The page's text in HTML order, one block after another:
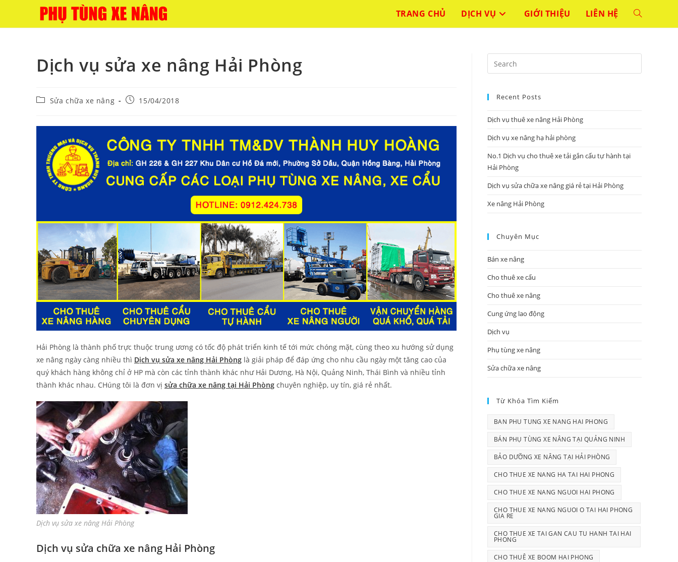
content
TRANG CHỦ DỊCH VỤ GIỚI THIỆU LIÊN HỆ TOGGLE
Dịch vụ sửa xe nâng Hải Phòng
PostSửa chữa xe nâng
Post15/04/2018
Hải Phòng là thành phố trực thuộc trung ương có tốc độ phát triển kinh tế tới mức chóng mặt, cùng theo xu hướng sử dụng
xe nâng ngày càng nhiều thì Dịch vụ sửa xe nâng Hải Phòng là giải pháp để đáp ứng cho nhu cầu ngày một tăng cao của
quý khách hàng không chỉ ở HP mà còn các tỉnh thành khác như Hải Dương, Hà Nội, Quảng Ninh, Thái Bình và nhiều tỉnh
thành khác nhau. CHúng tôi là đơn vị sửa chữa xe nâng tại Hải Phòng chuyên nghiệp, uy tín, giá rẻ nhất.
Dịch vụ sửa xe nâng Hải Phòng
Dịch vụ sửa chữa xe nâng Hải Phòng
Escape
Recent Posts
Dịch vụ thuê xe nâng Hải Phòng
Dịch vụ xe nâng hạ hải phòng
No.1 Dịch vụ cho thuê xe tải gắn cẩu tự hành tại
Hải Phòng
Dịch vụ sửa chữa xe nâng giá rẻ tại Hải Phòng
Xe nâng Hải Phòng
Chuyên Mục
Bán xe nâng
Cho thuê xe cẩu
Cho thuê xe nâng
Cung ứng lao động
Dịch vụ
Phụ tùng xe nâng
Sửa chữa xe nâng
Từ Khóa Tìm Kiếm
BAN PHU TUNG XE NANG HAI PHONG
BÁN PHỤ TÙNG XE NÂNG TẠI QUẢNG NINH
BẢO DƯỠNG XE NÂNG TẠI HẢI PHÒNG
CHO THUE XE NANG HA TAI HAI PHONG
CHO THUE XE NANG NGUOI HAI PHONG
CHO THUE XE NANG NGUOI O TAI HAI PHONG
GIA RE
CHO THUE XE TAI GAN CAU TU HANH TAI HAI
PHONG
CHO THUÊ XE BOOM HAI PHONG